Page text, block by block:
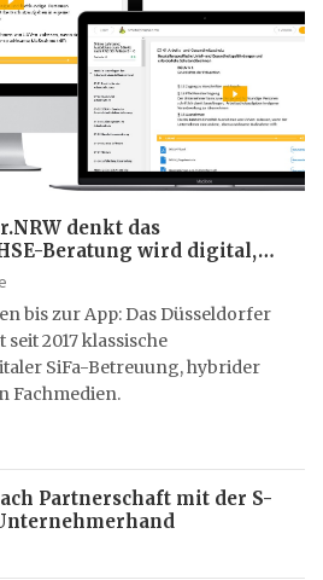
denkt das
Beratung wird digital,
bis zur App: Das Düsseldorfer
2017 klassische
SiFa-Betreuung, hybrider
Fachmedien.
Partnerschaft mit der S-